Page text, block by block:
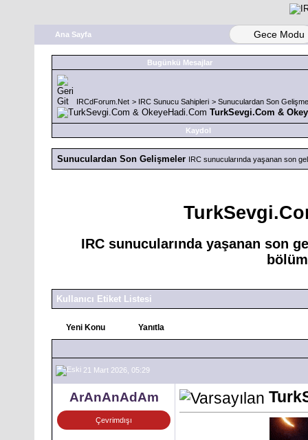
Ana Sayfa Gece Modu
Bugünkü Mesajlar
IRCdForum.Net > IRC Sunucu Sahipleri > Sunuculardan Son
TurkSevgi.Com &
Kaydol
Sunuculardan Son Gelişmeler IRC sunucularında yaşanan son
IRC sunucularında yaşanan son
Kullanıcı Etiket Listesi
Yeni Konu Yanıtla
21 Mart 2026, 05:29
ArAnAnAdAm
Çevrimdışı